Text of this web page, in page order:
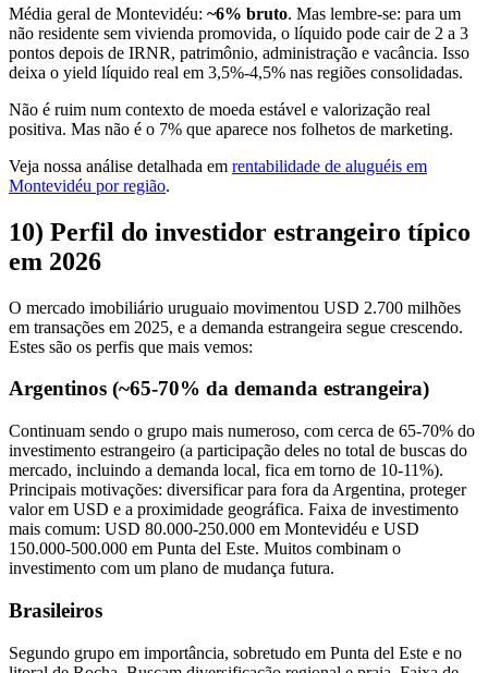
Média geral de Montevidéu: ~6% bruto. Mas lembre-se: para um
não residente sem vivienda promovida, o líquido pode cair de 2 a 3
pontos depois de IRNR, patrimônio, administração e vacância. Isso
deixa o yield líquido real em 3,5%-4,5% nas regiões consolidadas.
Não é ruim num contexto de moeda estável e valorização real
positiva. Mas não é o 7% que aparece nos folhetos de marketing.
Veja nossa análise detalhada em rentabilidade de aluguéis em
Montevidéu por região.
10) Perfil do investidor estrangeiro típico
em 2026
O mercado imobiliário uruguaio movimentou USD 2.700 milhões
em transações em 2025, e a demanda estrangeira segue crescendo.
Estes são os perfis que mais vemos:
Argentinos (~65-70% da demanda estrangeira)
Continuam sendo o grupo mais numeroso, com cerca de 65-70% do
investimento estrangeiro (a participação deles no total de buscas do
mercado, incluindo a demanda local, fica em torno de 10-11%).
Principais motivações: diversificar para fora da Argentina, proteger
valor em USD e a proximidade geográfica. Faixa de investimento
mais comum: USD 80.000-250.000 em Montevidéu e USD
150.000-500.000 em Punta del Este. Muitos combinam o
investimento com um plano de mudança futura.
Brasileiros
Segundo grupo em importância, sobretudo em Punta del Este e no